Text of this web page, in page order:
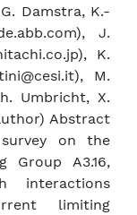
Damstra, K.-
J.
K.
M.
Umbricht, X.
Abstract
on the
Group A3.16,
interactions
limiting